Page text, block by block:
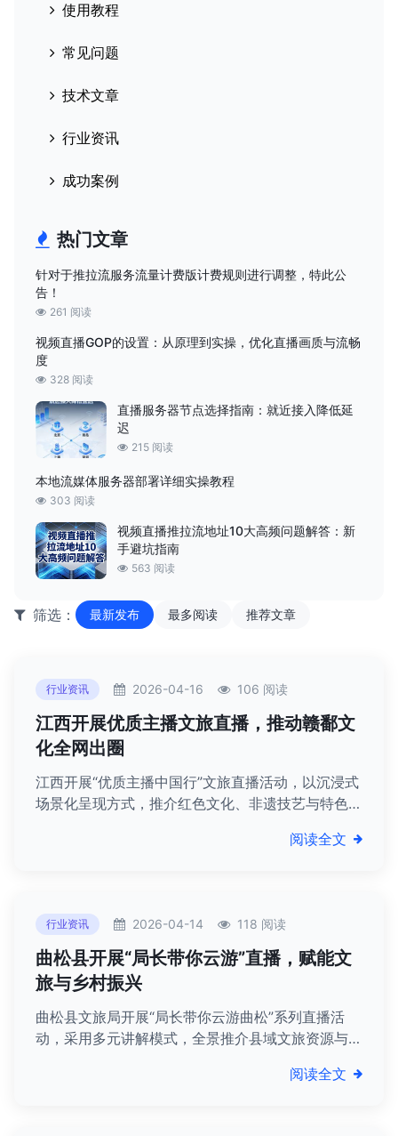
使用教程
常见问题
技术文章
行业资讯
成功案例
热门文章
针对于推拉流服务流量计费版计费规则进行调整，特此公
告！
261 阅读
视频直播GOP的设置：从原理到实操，优化直播画质与流畅
度
328 阅读
直播服务器节点选择指南：就近接入降低延
迟
215 阅读
本地流媒体服务器部署详细实操教程
303 阅读
视频直播推拉流地址10大高频问题解答：新
手避坑指南
563 阅读
筛选： 最新发布 最多阅读 推荐文章
行业资讯 2026-04-16 106 阅读
江西开展优质主播文旅直播，推动赣鄱文
化全网出圈
江西开展“优质主播中国行”文旅直播活动，以沉浸式
场景化呈现方式，推介红色文化、非遗技艺与特色产
阅读全文
行业资讯 2026-04-14 118 阅读
曲松县开展“局长带你云游”直播，赋能文
旅与乡村振兴
曲松县文旅局开展“局长带你云游曲松”系列直播活
动，采用多元讲解模式，全景推介县域文旅资源与特
阅读全文